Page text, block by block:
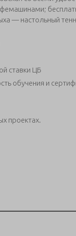
— настольный
ставки ЦБ
обучения и
проектах.